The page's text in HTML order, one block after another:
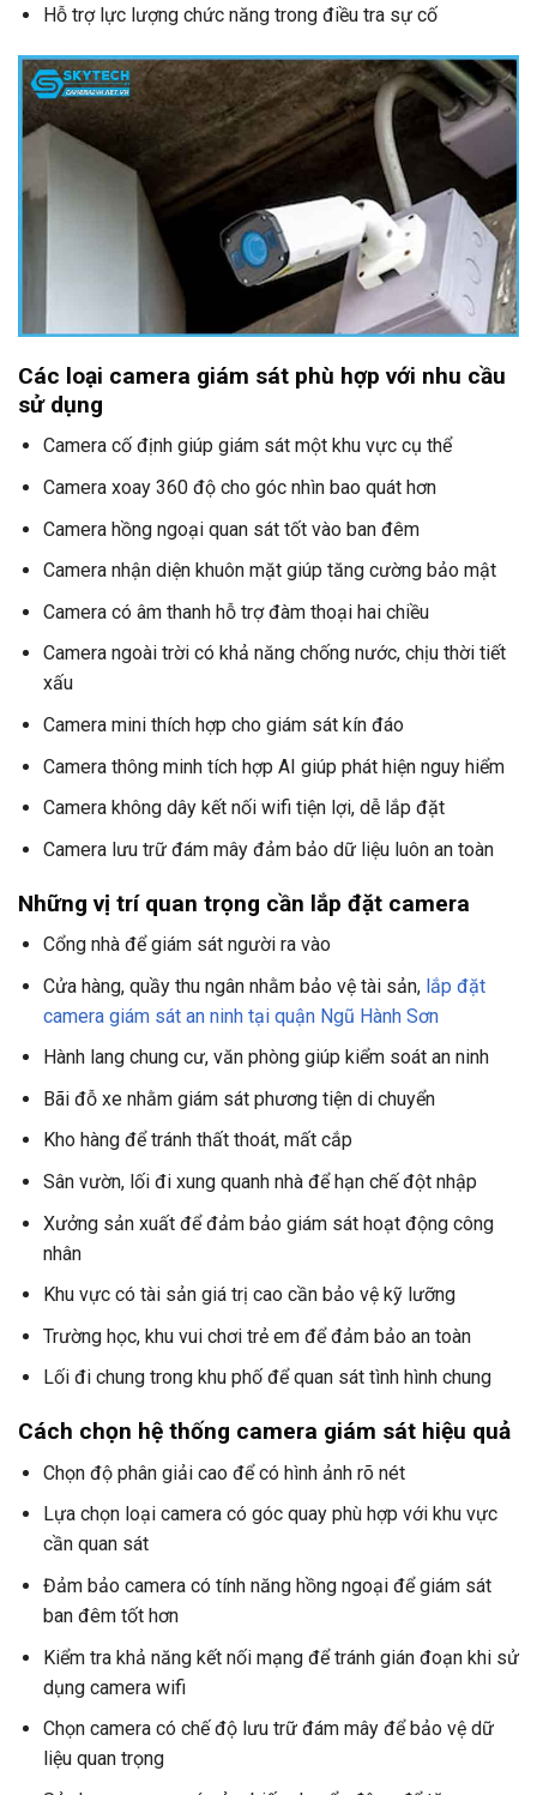
Hỗ trợ lực lượng chức năng trong điều tra sự cố
Các loại camera giám sát phù hợp với nhu cầu
sử dụng
Camera cố định giúp giám sát một khu vực cụ thể
Camera xoay 360 độ cho góc nhìn bao quát hơn
Camera hồng ngoại quan sát tốt vào ban đêm
Camera nhận diện khuôn mặt giúp tăng cường bảo mật
Camera có âm thanh hỗ trợ đàm thoại hai chiều
Camera ngoài trời có khả năng chống nước, chịu thời tiết
xấu
Camera mini thích hợp cho giám sát kín đáo
Camera thông minh tích hợp AI giúp phát hiện nguy hiểm
Camera không dây kết nối wifi tiện lợi, dễ lắp đặt
Camera lưu trữ đám mây đảm bảo dữ liệu luôn an toàn
Những vị trí quan trọng cần lắp đặt camera
Cổng nhà để giám sát người ra vào
Cửa hàng, quầy thu ngân nhằm bảo vệ tài sản, lắp đặt
camera giám sát an ninh tại quận Ngũ Hành Sơn
Hành lang chung cư, văn phòng giúp kiểm soát an ninh
Bãi đỗ xe nhằm giám sát phương tiện di chuyển
Kho hàng để tránh thất thoát, mất cắp
Sân vườn, lối đi xung quanh nhà để hạn chế đột nhập
Xưởng sản xuất để đảm bảo giám sát hoạt động công
nhân
Khu vực có tài sản giá trị cao cần bảo vệ kỹ lưỡng
Trường học, khu vui chơi trẻ em để đảm bảo an toàn
Lối đi chung trong khu phố để quan sát tình hình chung
Cách chọn hệ thống camera giám sát hiệu quả
Chọn độ phân giải cao để có hình ảnh rõ nét
Lựa chọn loại camera có góc quay phù hợp với khu vực
cần quan sát
Đảm bảo camera có tính năng hồng ngoại để giám sát
ban đêm tốt hơn
Kiểm tra khả năng kết nối mạng để tránh gián đoạn khi sử
dụng camera wifi
Chọn camera có chế độ lưu trữ đám mây để bảo vệ dữ
liệu quan trọng